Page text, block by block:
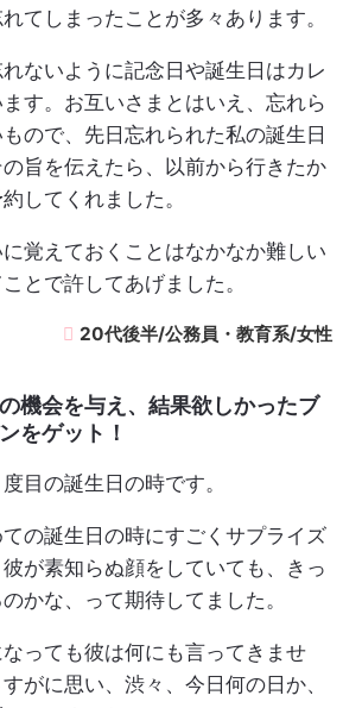
てしまったことが多々あります。
ないように記念日や誕生日はカレ
す。お互いさまとはいえ、忘れら
ので、先日忘れられた私の誕生日
旨を伝えたら、以前から行きたか
してくれました。
覚えておくことはなかなか難しい
とで許してあげました。
20代後半/公務員・教育系/女性
機会を与え、結果欲しかったブ
をゲット！
目の誕生日の時です。
の誕生日の時にすごくサプライズ
が素知らぬ顔をしていても、きっ
かな、って期待してました。
っても彼は何にも言ってきませ
がに思い、渋々、今日何の日か、